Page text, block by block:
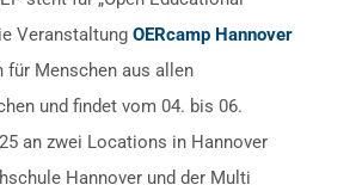
VeranstaltungOERcamp Hannover
für Menschen aus allen
und findet vom 04. bis 06.
an zwei Locations in Hannover
Hannover und der Multi